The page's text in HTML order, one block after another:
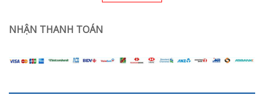
NHẬN THANH TOÁN